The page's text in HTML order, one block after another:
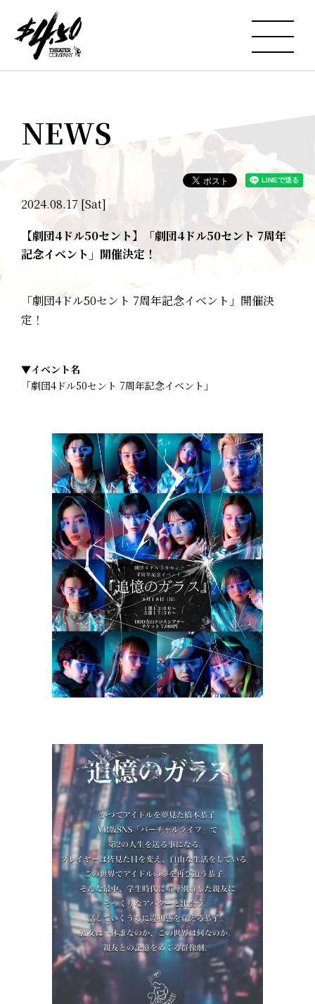
NEWS
2024.08.17 [Sat]
【劇団4ドル50セント】「劇団4ドル50セント 7周年
記念イベント」開催決定！
「劇団4ドル50セント 7周年記念イベント」開催決
定！
▼イベント名
「劇団4ドル50セント 7周年記念イベント」